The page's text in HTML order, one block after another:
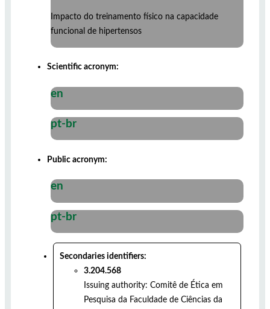
Impacto do treinamento físico na capacidade
funcional de hipertensos
Scientific acronym:
en
pt-br
Public acronym:
en
pt-br
Secondaries identifiers:
3.204.568
Issuing authority: Comitê de Ética em
Pesquisa da Faculdade de Ciências da